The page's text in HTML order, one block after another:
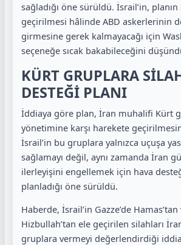
sağladığı öne sürüldü. İsrail’in, planın
geçirilmesi hâlinde ABD askerlerinin
girmesine gerek kalmayacağı için
seçeneğe sıcak bakabileceğini
KÜRT GRUPLARA
DESTEĞİ PLANI
İddiaya göre plan, İran muhalifi Kürt
yönetimine karşı harekete
İsrail’in bu gruplara yalnızca uçuşa
sağlamayı değil, aynı zamanda İran
ilerleyişini engellemek için hava
planladığı öne sürüldü.
Haberde, İsrail’in Gazze’de Hamas’tan
Hizbullah’tan ele geçirilen silahları
gruplara vermeyi değerlendirdiği